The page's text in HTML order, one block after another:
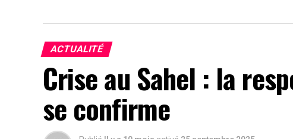
ACTUALITÉ
Crise au Sahel : la
se confirme